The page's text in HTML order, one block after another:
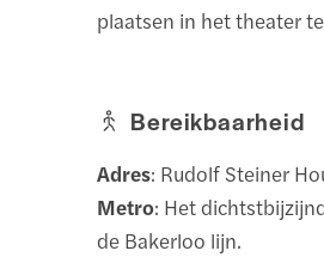
plaatsen in het theater
Bereikbaarheid
Adres: Rudolf Steiner
Metro: Het
de Bakerloo lijn.